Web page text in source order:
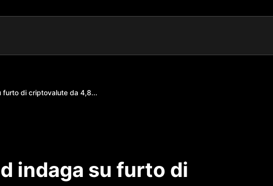
furto di criptovalute da 4,8...
indaga su furto di